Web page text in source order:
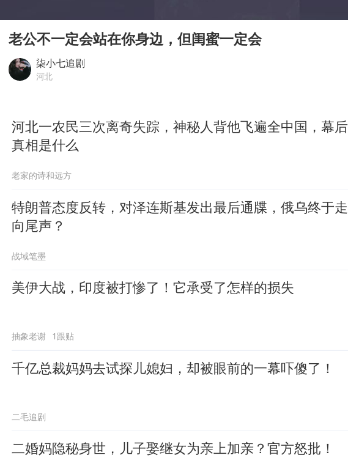
中国养老床位“三连降”
法国下周开始禁止未经同意的电话营销
贵州轮胎子公司获美国退税8136万
老公不一定会站在你身边，但闺蜜一定会
柒小七追剧
河北
河北一农民三次离奇失踪，神秘人背他飞遍全中国，幕后
真相是什么
老家的诗和远方
特朗普态度反转，对泽连斯基发出最后通牒，俄乌终于走
向尾声？
战域笔墨
美伊大战，印度被打惨了！它承受了怎样的损失
抽象老谢 1跟贴
千亿总裁妈妈去试探儿媳妇，却被眼前的一幕吓傻了！
二毛追剧
二婚妈隐秘身世，儿子娶继女为亲上加亲？官方怒批！